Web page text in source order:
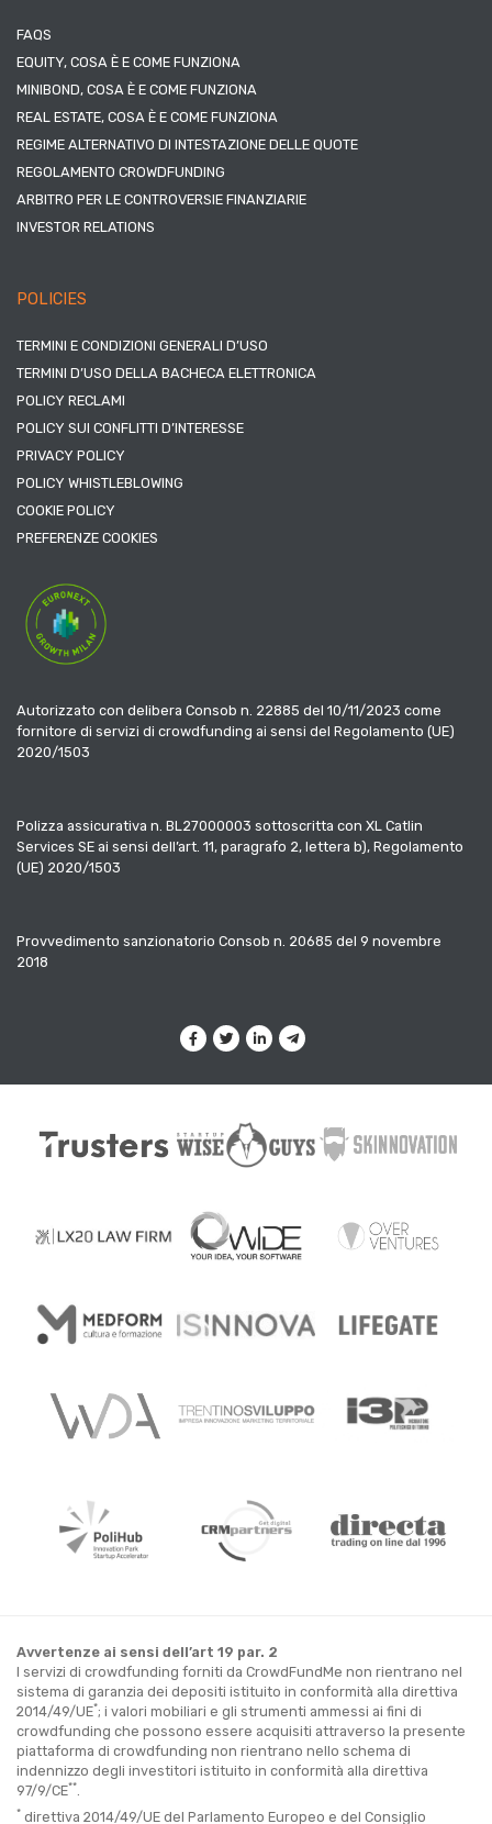
FAQS
EQUITY, COSA È E COME FUNZIONA
MINIBOND, COSA È E COME FUNZIONA
REAL ESTATE, COSA È E COME FUNZIONA
REGIME ALTERNATIVO DI INTESTAZIONE DELLE QUOTE
REGOLAMENTO CROWDFUNDING
ARBITRO PER LE CONTROVERSIE FINANZIARIE
INVESTOR RELATIONS
POLICIES
TERMINI E CONDIZIONI GENERALI D’USO
TERMINI D’USO DELLA BACHECA ELETTRONICA
POLICY RECLAMI
POLICY SUI CONFLITTI D’INTERESSE
PRIVACY POLICY
POLICY WHISTLEBLOWING
COOKIE POLICY
PREFERENZE COOKIES
Autorizzato con delibera Consob n. 22885 del 10/11/2023 come
fornitore di servizi di crowdfunding ai sensi del Regolamento (UE)
2020/1503
Polizza assicurativa n. BL27000003 sottoscritta con XL Catlin
Services SE ai sensi dell’art. 11, paragrafo 2, lettera b), Regolamento
(UE) 2020/1503
Provvedimento sanzionatorio Consob n. 20685 del 9 novembre
2018
Avvertenze ai sensi dell’art 19 par. 2
I servizi di crowdfunding forniti da CrowdFundMe non rientrano nel
sistema di garanzia dei depositi istituito in conformità alla direttiva
2014/49/UE*; i valori mobiliari e gli strumenti ammessi ai fini di
crowdfunding che possono essere acquisiti attraverso la presente
piattaforma di crowdfunding non rientrano nello schema di
indennizzo degli investitori istituito in conformità alla direttiva
97/9/CE**
* direttiva 2014/49/UE del Parlamento Europeo e del Consiglio